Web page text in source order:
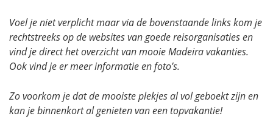
Voel je niet verplicht maar via de bovenstaande links kom je
rechtstreeks op de websites van goede reisorganisaties en
vind je direct het overzicht van mooie Madeira vakanties.
Ook vind je er meer informatie en foto’s.
Zo voorkom je dat de mooiste plekjes al vol geboekt zijn en
kan je binnenkort al genieten van een topvakantie!